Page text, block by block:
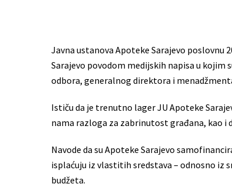
Javna ustanova Apoteke Sarajevo poslovnu
Sarajevo povodom medijskih napisa u kojim
odbora, generalnog direktora i
Ističu da je trenutno lager JU Apoteke
nama razloga za zabrinutost građana, kao i
Navode da su Apoteke Sarajevo
isplaćuju iz vlastitih sredstava – odnosno iz
budžeta.